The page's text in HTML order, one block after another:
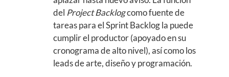
del Project Backlogcomo fuente de
tareas para el Sprint Backlog la puede
cumplir el productor (apoyado en su
cronograma de alto nivel), así como los
leads de arte, diseño y programación.